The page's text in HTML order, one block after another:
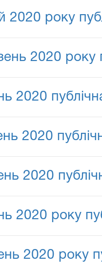
2020 року
2020 року
2020
2020
2020
2020 року
2020 року